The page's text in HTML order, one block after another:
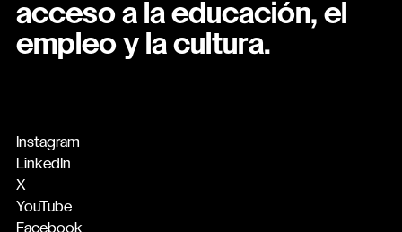
acceso a la educación, el
empleo y la cultura.
Instagram
LinkedIn
X
YouTube
Facebook